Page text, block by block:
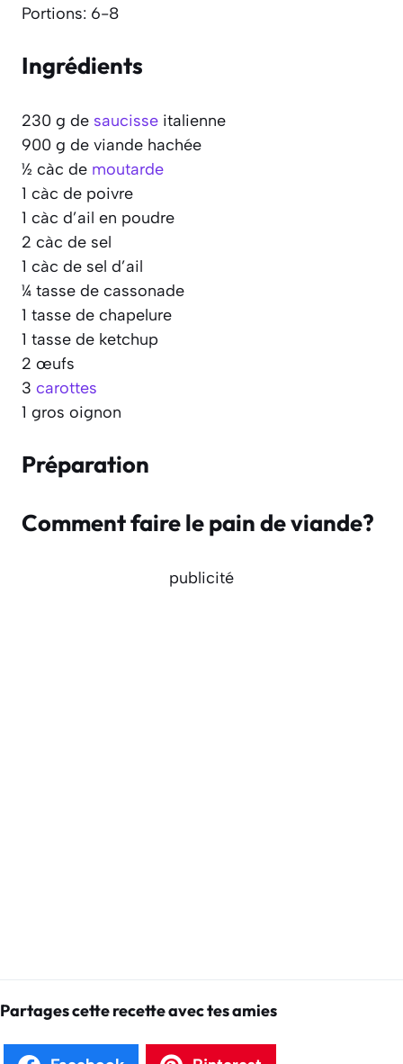
Portions: 6-8
Ingrédients
230 g de saucisse italienne
900 g de viande hachée
½ càc de moutarde
1 càc de poivre
1 càc d’ail en poudre
2 càc de sel
1 càc de sel d’ail
¼ tasse de cassonade
1 tasse de chapelure
1 tasse de ketchup
2 œufs
3 carottes
1 gros oignon
Préparation
Comment faire le pain de viande?
publicité
Partages cette recette avec tes amies